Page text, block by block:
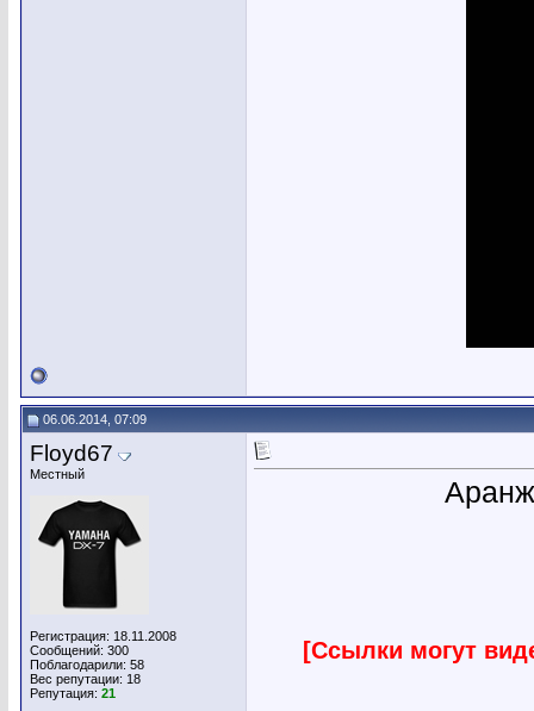
06.06.2014, 07:09
Floyd67
Местный
Регистрация: 18.11.2008
Сообщений: 300
Поблагодарили: 58
Вес репутации: 18
Репутация: 21
[Ссылки могут